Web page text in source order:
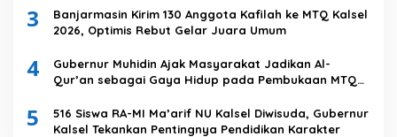
3
Banjarmasin Kirim 130 Anggota Kafilah ke MTQ Kalsel
2026, Optimis Rebut Gelar Juara Umum
4
Gubernur Muhidin Ajak Masyarakat Jadikan Al-
Qur’an sebagai Gaya Hidup pada Pembukaan MTQ
5
516 Siswa RA-MI Ma’arif NU Kalsel Diwisuda, Gubernur
Kalsel Tekankan Pentingnya Pendidikan Karakter